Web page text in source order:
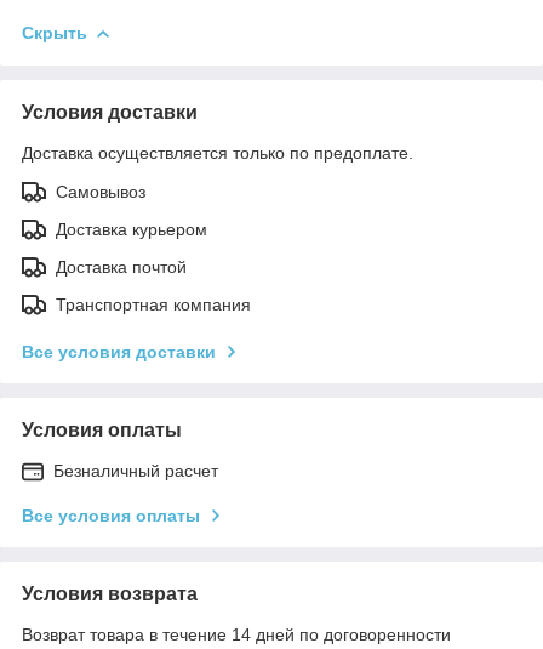
Скрыть
Условия доставки
Доставка осуществляется только по предоплате.
Самовывоз
Доставка курьером
Доставка почтой
Транспортная компания
Все условия доставки
Условия оплаты
Безналичный расчет
Все условия оплаты
Условия возврата
Возврат товара в течение 14 дней по договоренности